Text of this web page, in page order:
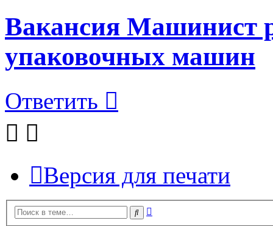
Вакансия Машинист
упаковочных машин
Ответить
Версия для печати
Поиск